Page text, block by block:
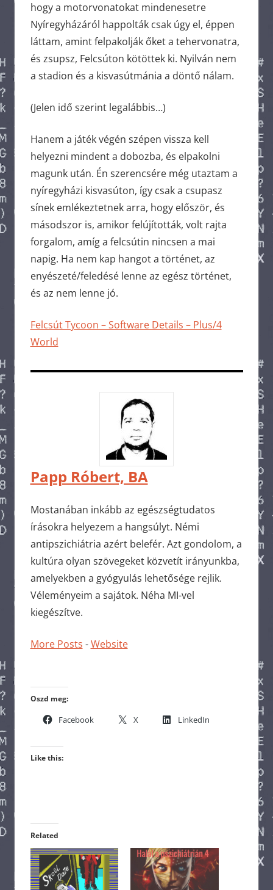
hogy a motorvonatokat mindenesetre
Nyíregyházáról happolták csak úgy el, éppen
láttam, amint felpakolják őket a tehervonatra,
és zsupsz, Felcsúton kötöttek ki. Nyilván nem
a stadion és a kisvasútmánia a döntő nálam.
(Jelen idő szerint legalábbis…)
Hanem a játék végén szépen vissza kell
helyezni mindent a dobozba, és elpakolni
magunk után. Én szerencsére még utaztam a
nyíregyházi kisvasúton, így csak a csupasz
sínek emlékeztetnek arra, hogy először, és
másodszor is, amikor felújították, volt rajta
forgalom, amíg a felcsútin nincsen a mai
napig. Ha nem kap hangot a történet, az
enyészeté/feledésé lenne az egész történet,
és az nem lenne jó.
Felcsút Tycoon – Software Details – Plus/4
World
Papp Róbert, BA
Mostanában inkább az egészségtudatos
írásokra helyezem a hangsúlyt. Némi
antipszichiátria azért belefér. Azt gondolom, a
kultúra olyan szövegeket közvetít irányunkba,
amelyekben a gyógyulás lehetősége rejlik.
Véleményeim a sajátok. Néha MI-vel
kiegészítve.
More Posts -Website
Oszd meg:
Facebook X LinkedIn
Like this:
Related